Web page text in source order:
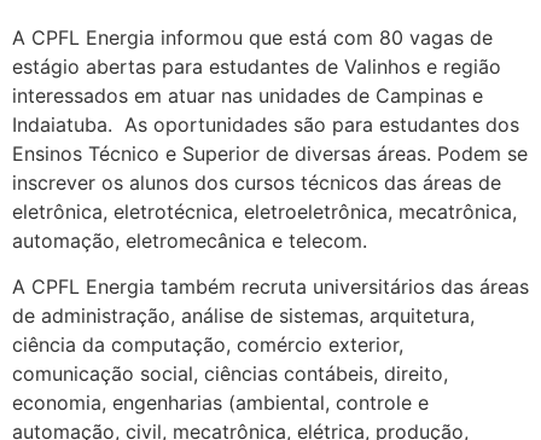
A CPFL Energia informou que está com 80 vagas de
estágio abertas para estudantes de Valinhos e região
interessados em atuar nas unidades de Campinas e
Indaiatuba. As oportunidades são para estudantes dos
Ensinos Técnico e Superior de diversas áreas. Podem se
inscrever os alunos dos cursos técnicos das áreas de
eletrônica, eletrotécnica, eletroeletrônica, mecatrônica,
automação, eletromecânica e telecom.
A CPFL Energia também recruta universitários das áreas
de administração, análise de sistemas, arquitetura,
ciência da computação, comércio exterior,
comunicação social, ciências contábeis, direito,
economia, engenharias (ambiental, controle e
automação, civil, mecatrônica, elétrica, produção,